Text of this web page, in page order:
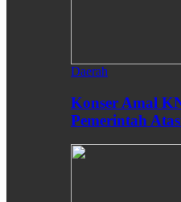
Daerah
Konser Amal
Pemerintah